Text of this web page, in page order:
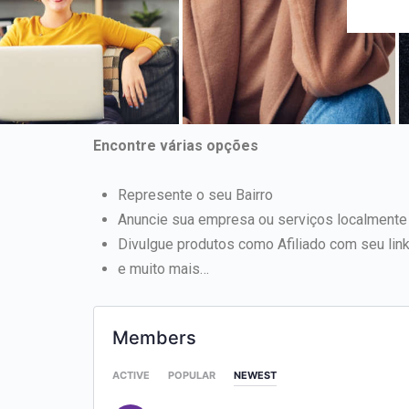
Encontre várias opções
Represente o seu Bairro
Anuncie sua empresa ou serviços localmente
Divulgue produtos como Afiliado com seu link
e muito mais…
Members
ACTIVE POPULAR NEWEST